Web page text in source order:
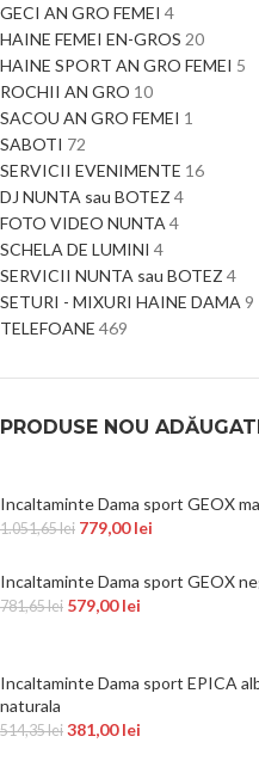
GECI AN GRO FEMEI 4
HAINE FEMEI EN-GROS 20
HAINE SPORT AN GRO FEMEI 5
ROCHII AN GRO 10
SACOU AN GRO FEMEI 1
SABOTI 72
SERVICII EVENIMENTE 16
DJ NUNTA sau BOTEZ 4
FOTO VIDEO NUNTA 4
SCHELA DE LUMINI 4
SERVICII NUNTA sau BOTEZ 4
SETURI - MIXURI HAINE DAMA 9
TELEFOANE 469
PRODUSE NOU
Incaltaminte Dama sport GEOX
1.051,65lei 779,00lei
Incaltaminte Dama sport GEOX
781,65lei 579,00lei
Incaltaminte Dama sport EPICA
naturala
514,35lei 381,00lei